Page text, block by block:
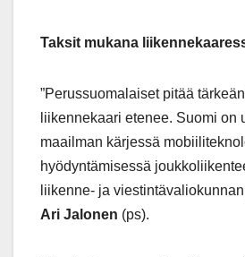
Taksit mukana
”Perussuomalaiset pitää
liikennekaari etenee. Suomi on
maailman kärjessä
hyödyntämisessä
liikenne- ja
Ari Jalonen (ps).